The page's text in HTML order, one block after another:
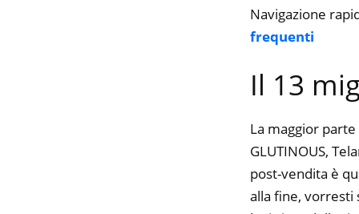
Navigazione
frequenti
Il 13
La maggior
GLUTINOUS,
post-vendita è
alla fine, vorresti